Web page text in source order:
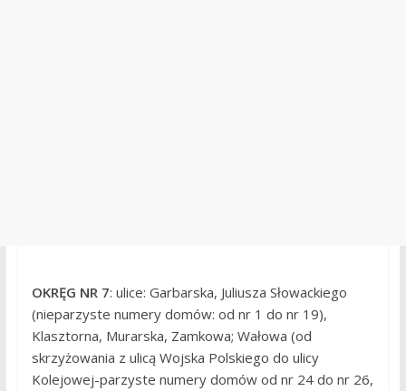
OKRĘG NR 7: ulice: Garbarska, Juliusza Słowackiego
(nieparzyste numery domów: od nr 1 do nr 19),
Klasztorna, Murarska, Zamkowa; Wałowa (od
skrzyżowania z ulicą Wojska Polskiego do ulicy
Kolejowej-parzyste numery domów od nr 24 do nr 26,